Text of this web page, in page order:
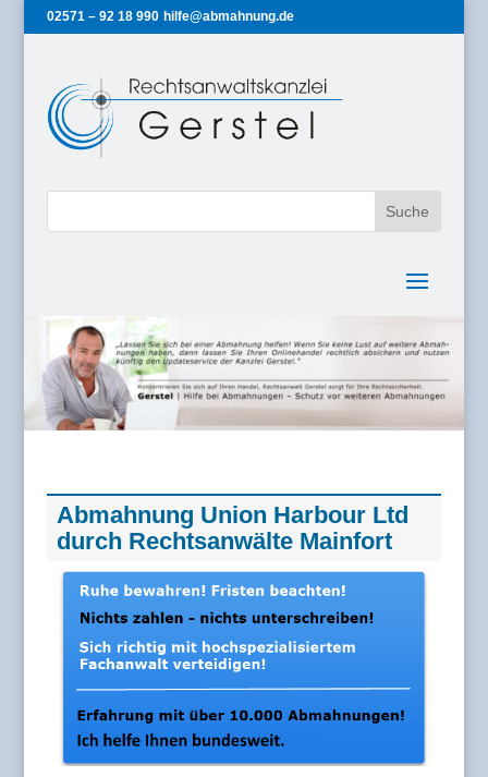
02571 – 92 18 990 hilfe@abmahnung.de
Abmahnung Union Harbour Ltd
durch Rechtsanwälte Mainfort